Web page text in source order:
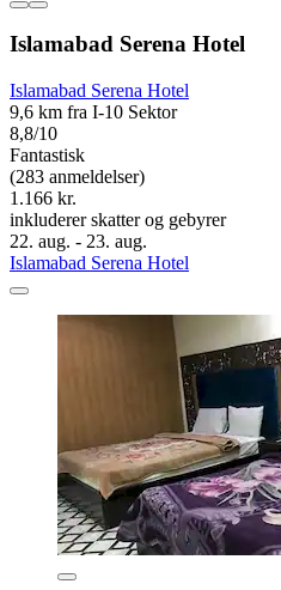
Islamabad Serena Hotel
Islamabad Serena Hotel
9,6 km fra I-10 Sektor
8,8/10
Fantastisk
(283 anmeldelser)
1.166 kr.
inkluderer skatter og gebyrer
22. aug. - 23. aug.
Islamabad Serena Hotel